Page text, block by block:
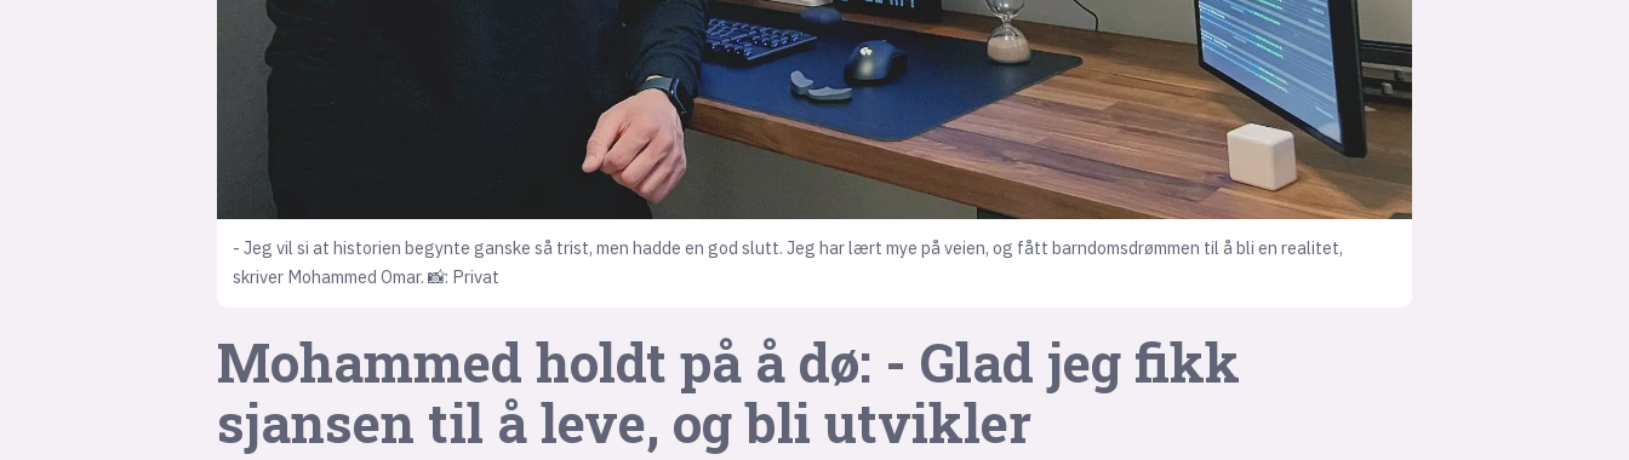
- Jeg vil si at historien begynte ganske så trist, men hadde en god slutt. Jeg har lært mye på veien, og fått barndomsdrømmen til å bli en realitet,
skriver Mohammed Omar. 📸: Privat
Mohammed holdt på å dø: - Glad jeg fikk
sjansen til å leve, og bli utvikler